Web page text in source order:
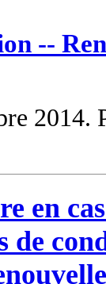
--
2014.
cas
de